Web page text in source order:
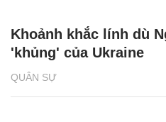
QUÂN SỰ
Khoảnh khắc lính dù
'khủng' của Ukraine